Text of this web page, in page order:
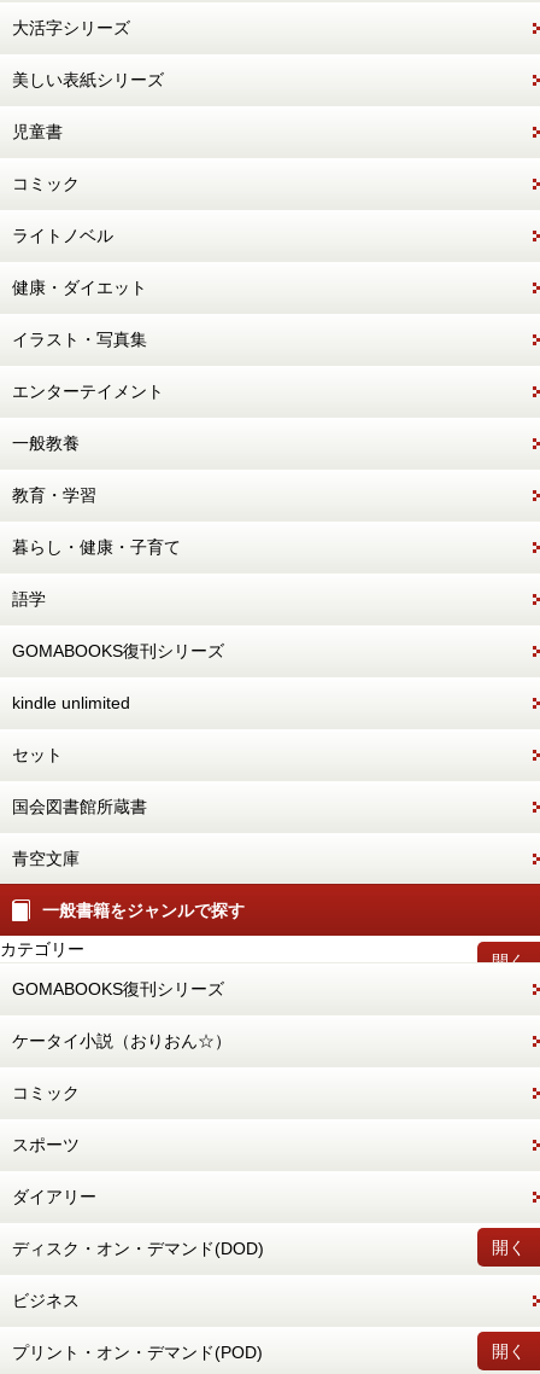
大活字シリーズ
美しい表紙シリーズ
児童書
コミック
ライトノベル
健康・ダイエット
イラスト・写真集
エンターテイメント
一般教養
教育・学習
暮らし・健康・子育て
語学
GOMABOOKS復刊シリーズ
kindle unlimited
セット
国会図書館所蔵書
青空文庫
一般書籍をジャンルで探す
開く
カテゴリー
GOMABOOKS復刊シリーズ
ケータイ小説（おりおん☆）
コミック
スポーツ
ダイアリー
開く
ディスク・オン・デマンド(DOD)
ビジネス
開く
プリント・オン・デマンド(POD)